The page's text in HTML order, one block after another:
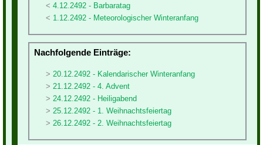
4.12.2492 - Barbaratag
1.12.2492 - Meteorologischer Winteranfang
Nachfolgende Einträge:
20.12.2492 - Kalendarischer Winteranfang
21.12.2492 - 4. Advent
24.12.2492 - Heiligabend
25.12.2492 - 1. Weihnachtsfeiertag
26.12.2492 - 2. Weihnachtsfeiertag